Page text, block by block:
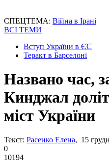
СПЕЦТЕМА: Війна в Ірані
ВСІ ТЕМИ
Вступ України в ЄС
Теракт в Барселоні
Названо час,
Кинджал
міст України
Текст: Расенко Елена, 15
0
10194